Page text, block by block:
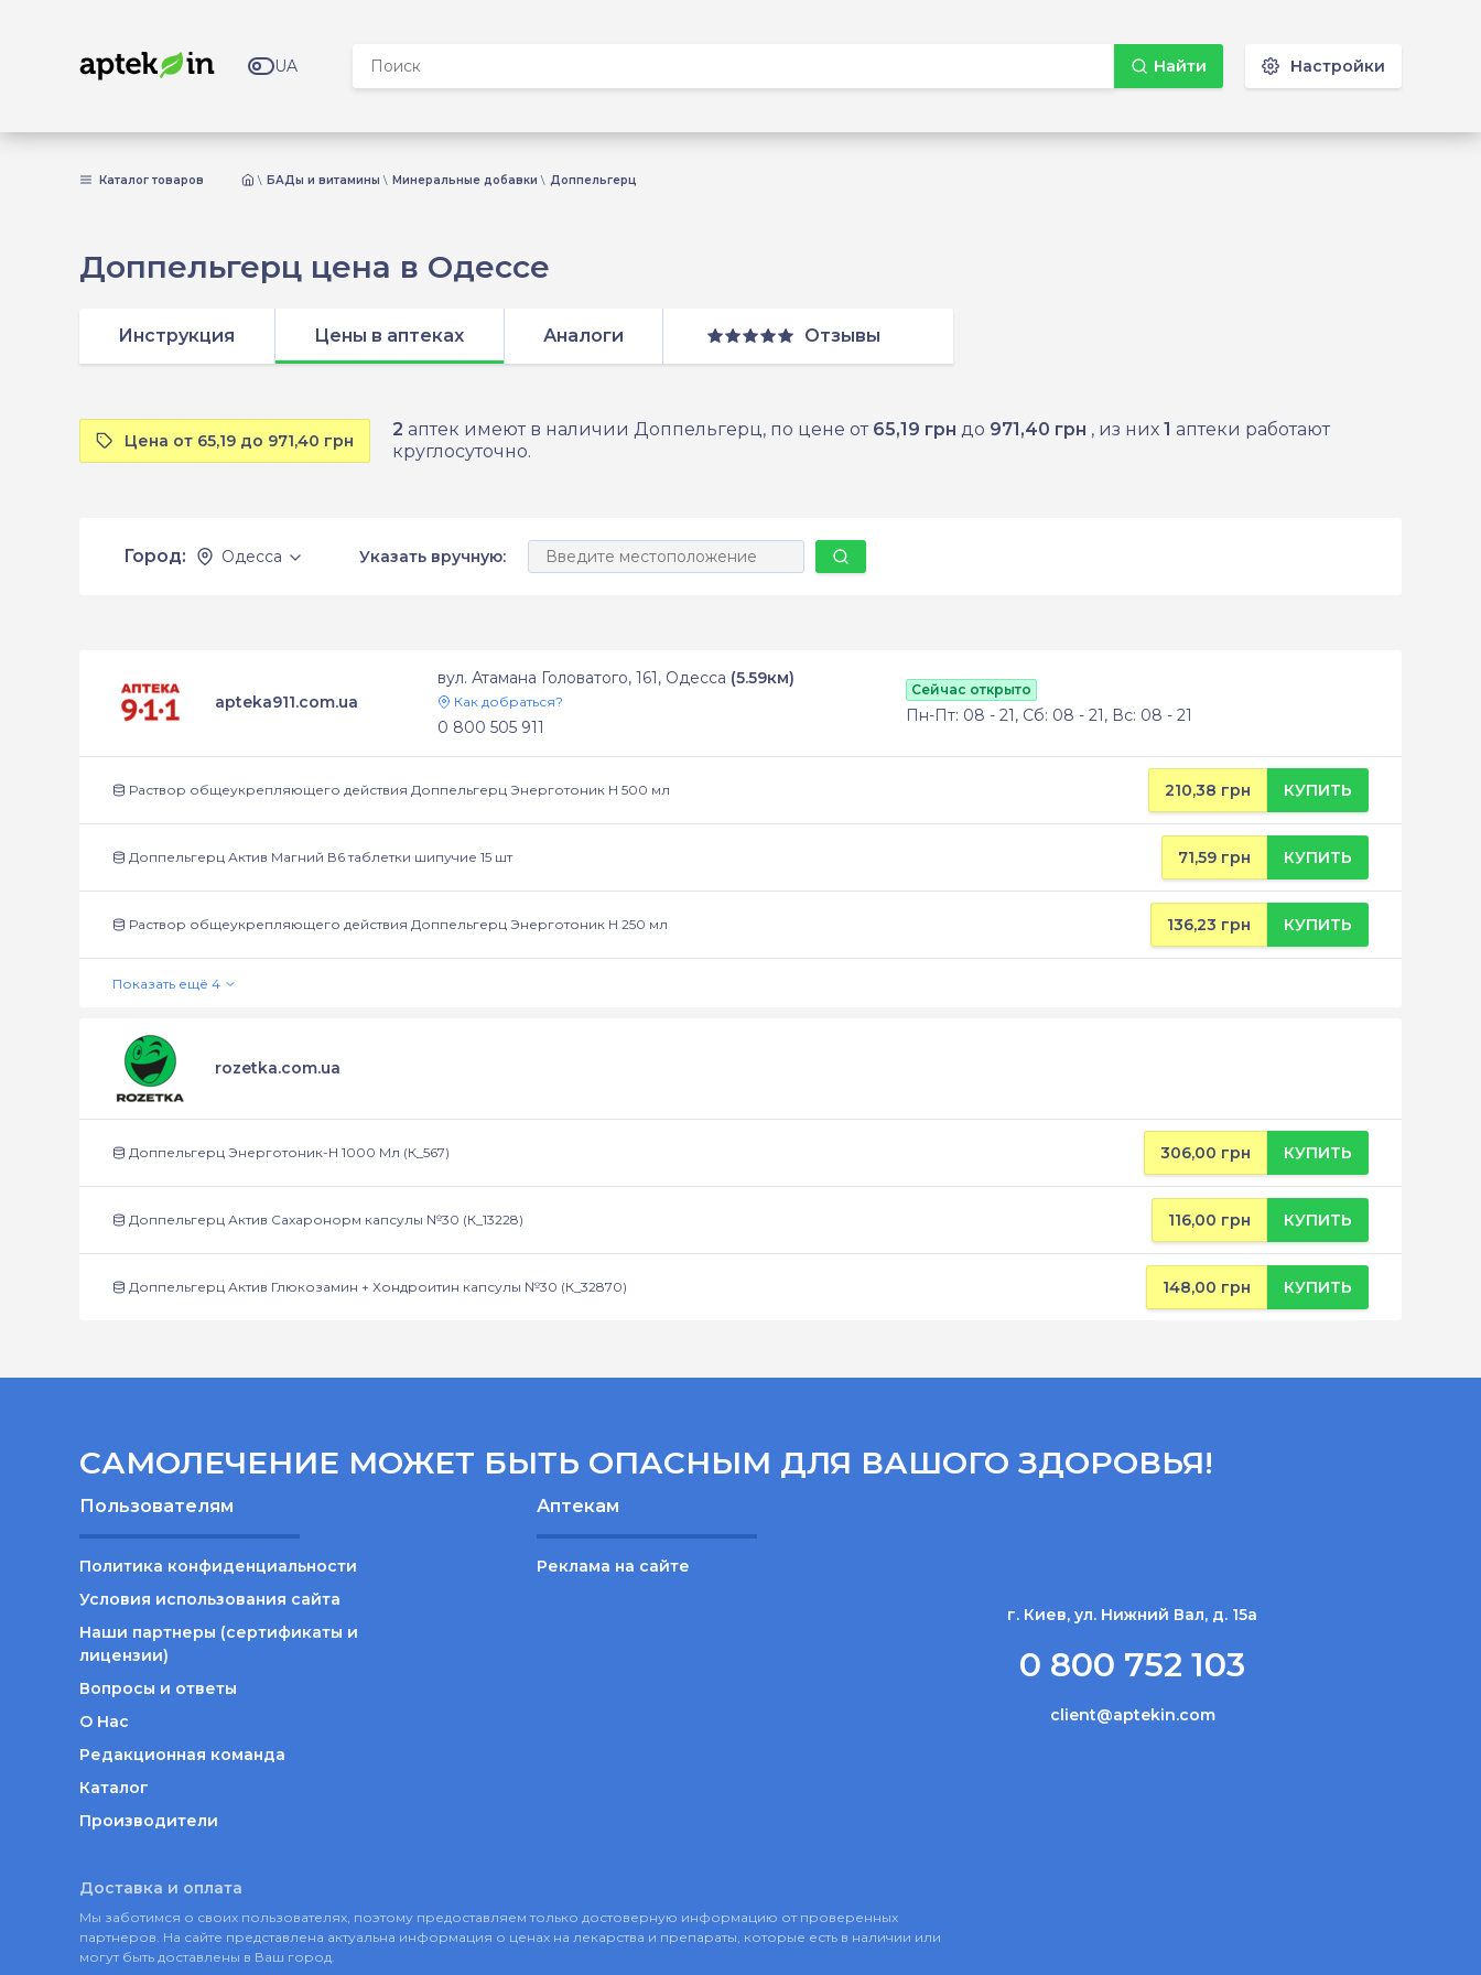
Каталог товаров БАДы и витамины Минеральные добавки Доппельгерц
Доппельгерц цена в Одессе
Инструкция Цены в аптеках Аналоги Отзывы
Цена от 65,19 до 971,40 грн
2 аптек имеют в наличии Доппельгерц, по цене от 65,19 грн до 971,40 грн , из них 1 аптеки работают
круглосуточно.
Город: Одесса Указать вручную:
apteka911.com.ua
вул. Атамана Головатого, 161, Одесса (5.59км)
Как добраться?
0 800 505 911
Сейчас открыто
Пн-Пт: 08 - 21, Сб: 08 - 21, Вс: 08 - 21
Раствор общеукрепляющего действия Доппельгерц Энерготоник Н 500 мл 210,38 грн КУПИТЬ
Доппельгерц Актив Магний В6 таблетки шипучие 15 шт 71,59 грн КУПИТЬ
Раствор общеукрепляющего действия Доппельгерц Энерготоник Н 250 мл 136,23 грн КУПИТЬ
rozetka.com.ua
Доппельгерц Энерготоник-H 1000 Мл (К_567) 306,00 грн КУПИТЬ
Доппельгерц Актив Сахаронорм капсулы №30 (К_13228) 116,00 грн КУПИТЬ
Доппельгерц Актив Глюкозамин + Хондроитин капсулы №30 (К_32870) 148,00 грн КУПИТЬ
UA Найти Настройки
САМОЛЕЧЕНИЕ МОЖЕТ БЫТЬ ОПАСНЫМ ДЛЯ ВАШОГО ЗДОРОВЬЯ!
Пользователям
Политика конфиденциальности
Условия использования сайта
Наши партнеры (сертификаты и
лицензии)
Вопросы и ответы
О Нас
Редакционная команда
Каталог
Производители
Аптекам
Реклама на сайте
г. Киев, ул. Нижний Вал, д. 15а
0 800 752 103
client@aptekin.com
Доставка и оплата
Мы заботимся о своих пользователях, поэтому предоставляем только достоверную информацию от проверенных
партнеров. На сайте представлена актуальна информация о ценах на лекарства и препараты, которые есть в наличии или
могут быть доставлены в Ваш город.